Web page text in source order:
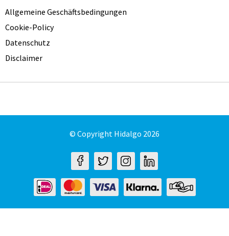
Allgemeine Geschäftsbedingungen
Cookie-Policy
Datenschutz
Disclaimer
© Copyright Hidalgo 2026